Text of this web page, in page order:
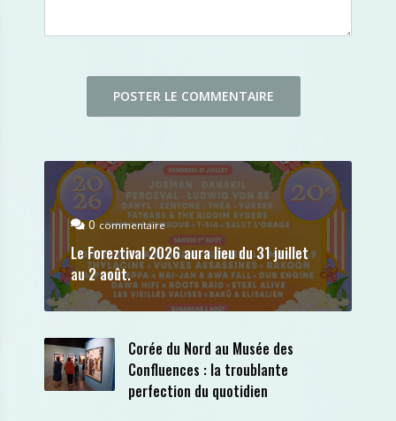
0commentaire
Le Foreztival 2026 aura lieu du 31 juillet
au 2 août.
Corée du Nord au Musée des
Confluences : la troublante
perfection du quotidien